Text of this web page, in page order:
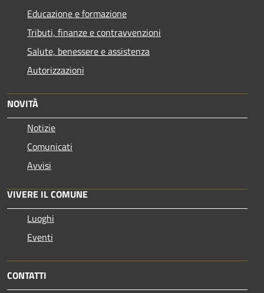
Educazione e formazione
Tributi, finanze e contravvenzioni
Salute, benessere e assistenza
Autorizzazioni
NOVITÀ
Notizie
Comunicati
Avvisi
VIVERE IL COMUNE
Luoghi
Eventi
CONTATTI